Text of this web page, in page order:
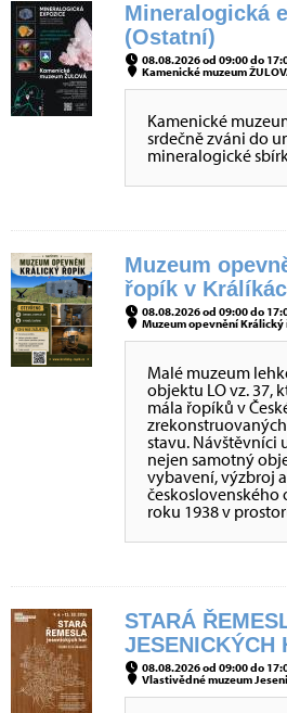
Mineralogická
(Ostatní)
08.08.2026 od 09:00 do
Kamenické muzeum
Kamenické
srdečně zváni do
mineralogické
Muzeum
řopík v
08.08.2026 od 09:00 do
Muzeum opevnění
Malé muzeum
objektu LO vz. 37,
mála řopíků v
stavu. Návštěvníci
nejen samotný
vybavení, výzbroj
československého
roku 1938 v
STARÁ
JESENICKÝCH
08.08.2026 od 09:00 do
Vlastivědné muzeum